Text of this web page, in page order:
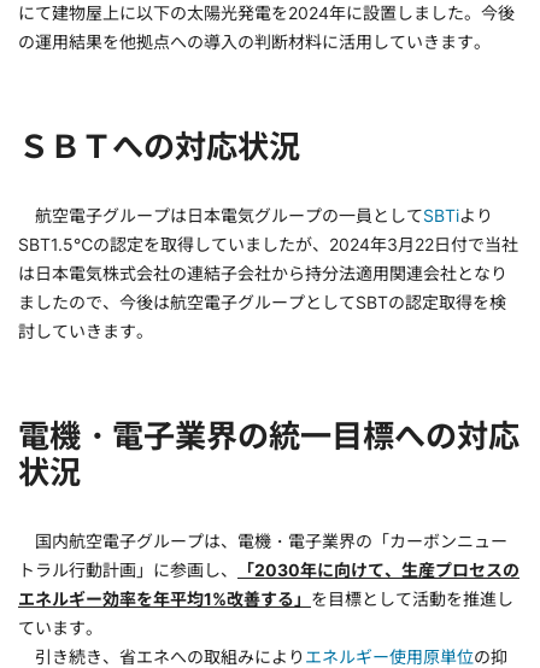
にて建物屋上に以下の太陽光発電を2024年に設置しました。今後
の運用結果を他拠点への導入の判断材料に活用していきます。
ＳＢＴへの対応状況
航空電子グループは日本電気グループの一員としてSBTiより
SBT1.5℃の認定を取得していましたが、2024年3月22日付で当社
は日本電気株式会社の連結子会社から持分法適用関連会社となり
ましたので、今後は航空電子グループとしてSBTの認定取得を検
討していきます。
電機・電子業界の統一目標への対応
状況
国内航空電子グループは、電機・電子業界の「カーボンニュー
トラル行動計画」に参画し、
「2030年に向けて、生産プロセスの
エネルギー効率を年平均1%改善する」 を目標として活動を推進し
ています。
引き続き、省エネへの取組みにより エネルギー使用原単位の抑